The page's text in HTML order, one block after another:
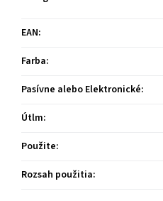
EAN:
Farba:
Pasívne alebo Elektronické:
Útlm:
Použite:
Rozsah použitia: